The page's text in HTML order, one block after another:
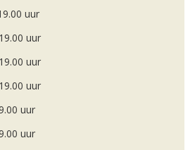
uur
uur
uur
uur
uur
uur